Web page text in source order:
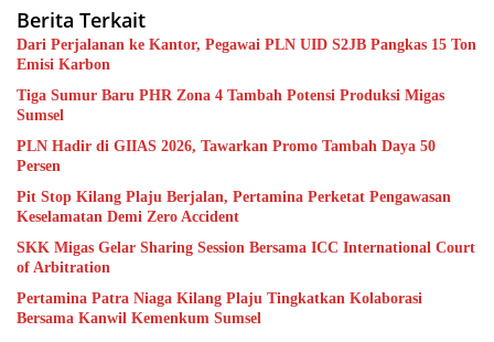
Berita Terkait
Dari Perjalanan ke Kantor, Pegawai PLN UID S2JB Pangkas 15 Ton
Emisi Karbon
Tiga Sumur Baru PHR Zona 4 Tambah Potensi Produksi Migas
Sumsel
PLN Hadir di GIIAS 2026, Tawarkan Promo Tambah Daya 50
Persen
Pit Stop Kilang Plaju Berjalan, Pertamina Perketat Pengawasan
Keselamatan Demi Zero Accident
SKK Migas Gelar Sharing Session Bersama ICC International Court
of Arbitration
Pertamina Patra Niaga Kilang Plaju Tingkatkan Kolaborasi
Bersama Kanwil Kemenkum Sumsel